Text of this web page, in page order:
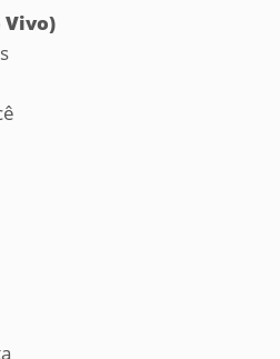
Vivo)